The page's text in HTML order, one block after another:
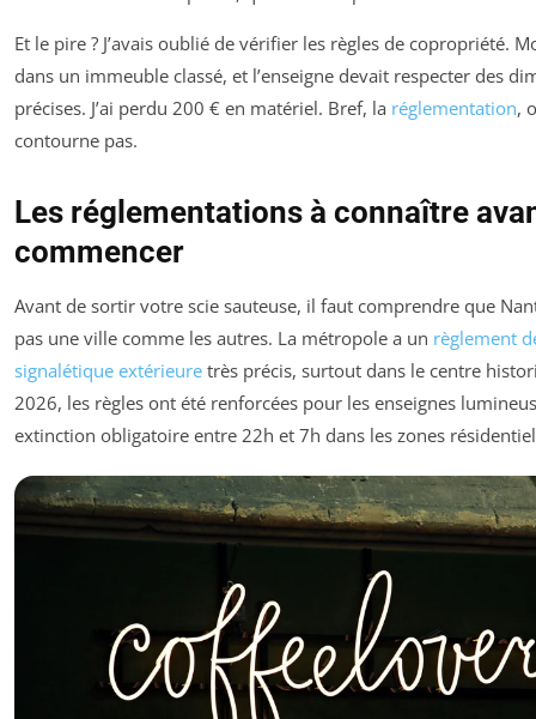
Et le pire ? J’avais oublié de vérifier les règles de copropriété.
dans un immeuble classé, et l’enseigne devait respecter des
précises. J’ai perdu 200 € en matériel. Bref, la réglementation,
contourne pas.
Les réglementations à connaître
commencer
Avant de sortir votre scie sauteuse, il faut comprendre que
pas une ville comme les autres. La métropole a un règlement
signalétique extérieure très précis, surtout dans le centre
2026, les règles ont été renforcées pour les enseignes
extinction obligatoire entre 22h et 7h dans les zones